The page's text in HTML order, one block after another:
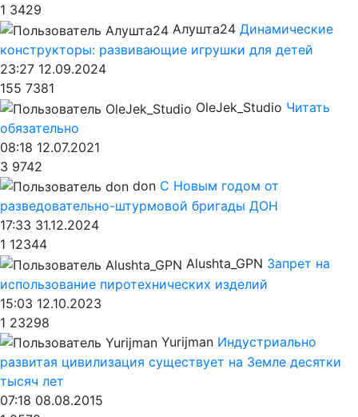
1 3429
Алушта24 Динамические
конструкторы: развивающие игрушки для детей
23:27 12.09.2024
155 7381
OleJek_Studio Читать
обязательно
08:18 12.07.2021
3 9742
don С Новым годом от
разведовательно-штурмовой бригады ДОН
17:33 31.12.2024
1 12344
Alushta_GPN Запрет на
использование пиротехнических изделий
15:03 12.10.2023
1 23298
Yurijman Индустриально
развитая цивилизация существует на Земле десятки
тысяч лет
07:18 08.08.2015